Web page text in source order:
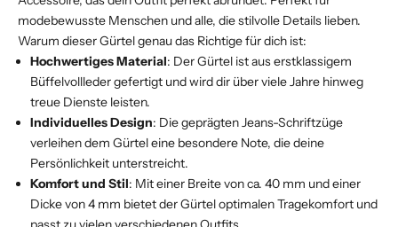
modebewusste Menschen und alle, die stilvolle Details lieben.
Warum dieser Gürtel genau das Richtige für dich ist:
Hochwertiges Material: Der Gürtel ist aus erstklassigem
Büffelvollleder gefertigt und wird dir über viele Jahre hinweg
treue Dienste leisten.
Individuelles Design: Die geprägten Jeans-Schriftzüge
verleihen dem Gürtel eine besondere Note, die deine
Persönlichkeit unterstreicht.
Komfort und Stil: Mit einer Breite von ca. 40 mm und einer
Dicke von 4 mm bietet der Gürtel optimalen Tragekomfort und